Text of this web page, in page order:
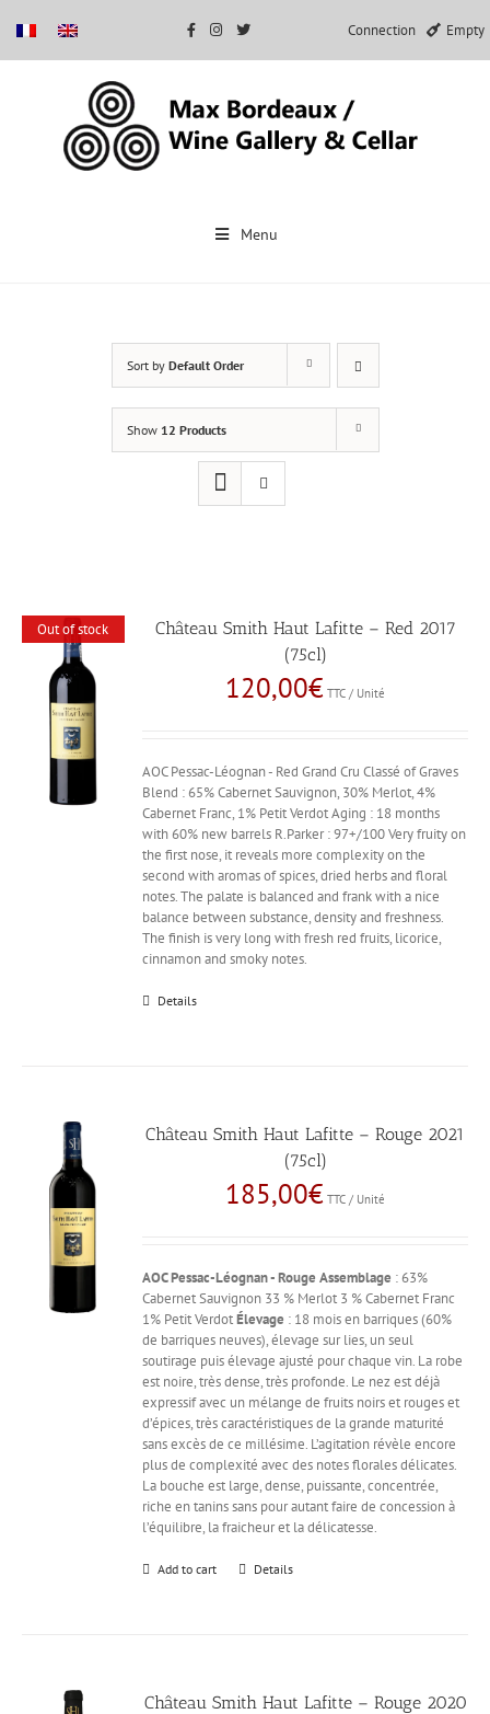
Connection Empty
Menu
Sort by Default Order
Show 12 Products
Out of stock
Château Smith Haut Lafitte – Red 2017
(75cl)
120,00€ TTC / Unité
AOC Pessac-Léognan - Red Grand Cru Classé of Graves
Blend : 65% Cabernet Sauvignon, 30% Merlot, 4%
Cabernet Franc, 1% Petit Verdot Aging : 18 months
with 60% new barrels R.Parker : 97+/100 Very fruity on
the first nose, it reveals more complexity on the
second with aromas of spices, dried herbs and floral
notes. The palate is balanced and frank with a nice
balance between substance, density and freshness.
The finish is very long with fresh red fruits, licorice,
cinnamon and smoky notes.
Details
Château Smith Haut Lafitte – Rouge 2021
(75cl)
185,00€ TTC / Unité
AOC Pessac-Léognan - Rouge Assemblage : 63%
Cabernet Sauvignon 33 % Merlot 3 % Cabernet Franc
1% Petit VerdotÉlevage : 18 mois en barriques (60%
de barriques neuves), élevage sur lies, un seul
soutirage puis élevage ajusté pour chaque vin. La robe
est noire, très dense, très profonde. Le nez est déjà
expressif avec un mélange de fruits noirs et rouges et
d’épices, très caractéristiques de la grande maturité
sans excès de ce millésime. L’agitation révèle encore
plus de complexité avec des notes florales délicates.
La bouche est large, dense, puissante, concentrée,
riche en tanins sans pour autant faire de concession à
l’équilibre, la fraicheur et la délicatesse.
Add to cart Details
Château Smith Haut Lafitte – Rouge 2020